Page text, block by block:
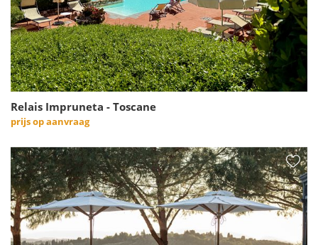
Relais Impruneta - Toscane
prijs op aanvraag